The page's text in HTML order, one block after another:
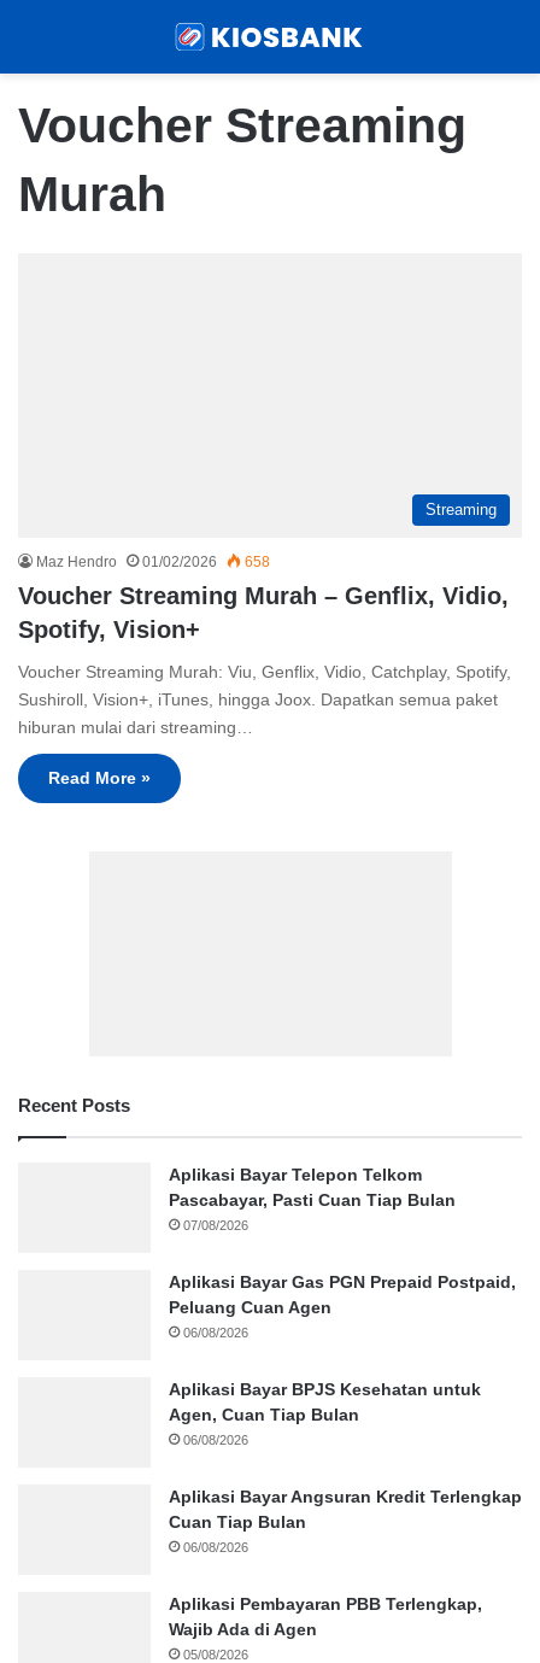
Voucher Streaming
Murah
Streaming
Maz Hendro 01/02/2026 658
Voucher Streaming Murah – Genflix, Vidio,
Spotify, Vision+
Voucher Streaming Murah: Viu, Genflix, Vidio, Catchplay, Spotify,
Sushiroll, Vision+, iTunes, hingga Joox. Dapatkan semua paket
hiburan mulai dari streaming…
Read More »
Recent Posts
Aplikasi Bayar Telepon Telkom
Pascabayar, Pasti Cuan Tiap Bulan
07/08/2026
Aplikasi Bayar Gas PGN Prepaid Postpaid,
Peluang Cuan Agen
06/08/2026
Aplikasi Bayar BPJS Kesehatan untuk
Agen, Cuan Tiap Bulan
06/08/2026
Aplikasi Bayar Angsuran Kredit Terlengkap
Cuan Tiap Bulan
06/08/2026
Aplikasi Pembayaran PBB Terlengkap,
Wajib Ada di Agen
05/08/2026